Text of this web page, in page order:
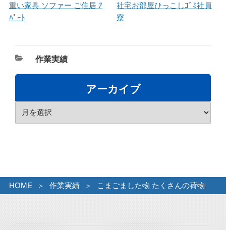
重い家具 ソファー ご住居 ｱ
ﾊﾟｰﾄ
社宅お部屋ひっこしｺﾞﾐ社員
寮
カ
テ
ー
作業実績
アーカイブ
HOME 作業実績 こまごました物 たくさんの荷物